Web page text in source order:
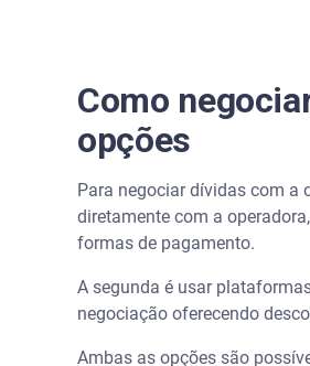
Dívidas na Oi
Regularizar dívidas com
Feirão Serasa Limpa
Dúvidas frequentes
Como
opções
Para negociar dívidas com a
diretamente com a
formas de pagamento.
A segunda é usar
negociação oferecendo
Ambas as opções são